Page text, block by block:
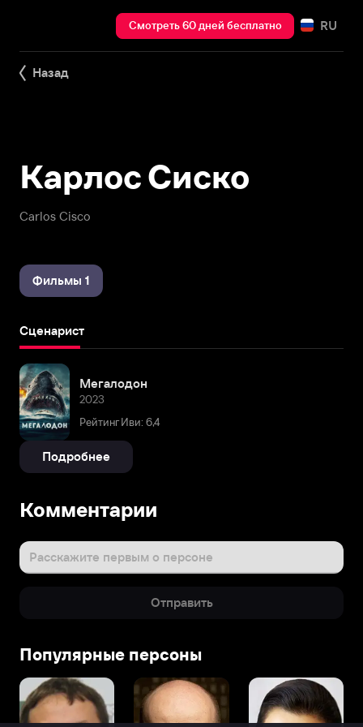
Смотреть 60 дней бесплатно RU
Назад
Carlos Cisco
Карлос Сиско
Фильмы 1
Сценарист
Мегалодон
2023
Рейтинг Иви: 6,4
Подробнее
Комментарии
Расскажите первым о персоне
Отправить
Популярные персоны